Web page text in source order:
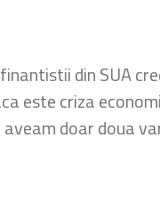
din SUA
este criza
doar doua